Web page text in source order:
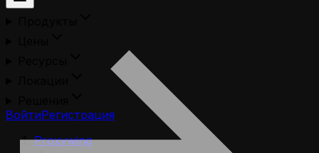
ВойтиРегистрация
Proxywing